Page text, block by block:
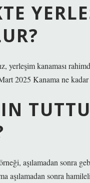
yerleşim kanaması
2025 Kanama ne
aşılamadan sonra
aşılamadan sonra